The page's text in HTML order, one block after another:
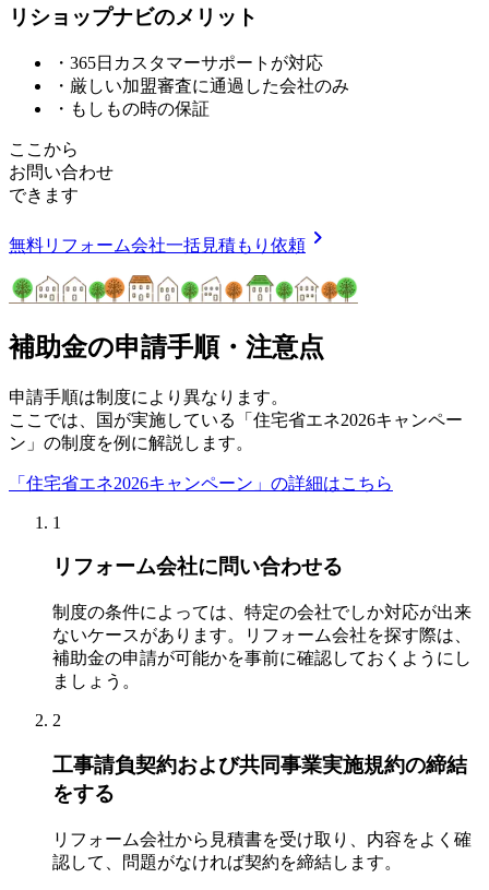
リショップナビのメ リ ッ ト
・365日カスタマーサポートが対応
・厳しい加盟審査に通過した会社のみ
・もしもの時の保証
ここから
お問い合わせ
できます
無料リフォーム会社一括見積もり依頼 chevron_right
補助金の申請手順・注意点
申請手順は制度により異なります。
ここでは、国が実施している「住宅省エネ2026キャンペー
ン」の制度を例に解説します。
「住宅省エネ2026キャンペーン」の詳細はこちら
1
リフォーム会社に問い合わせる
制度の条件によっては、特定の会社でしか対応が出来
ないケースがあります。リフォーム会社を探す際は、
補助金の申請が可能かを事前に確認しておくようにし
ましょう。
2
工事請負契約および共同事業実施規約の締結
をする
リフォーム会社から見積書を受け取り、内容をよく確
認して、問題がなければ契約を締結します。